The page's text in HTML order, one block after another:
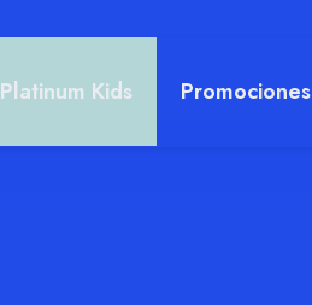
Platinum Kids Promociones